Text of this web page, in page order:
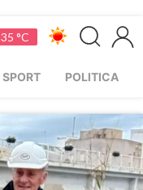
35 °C
SPORT POLITICA